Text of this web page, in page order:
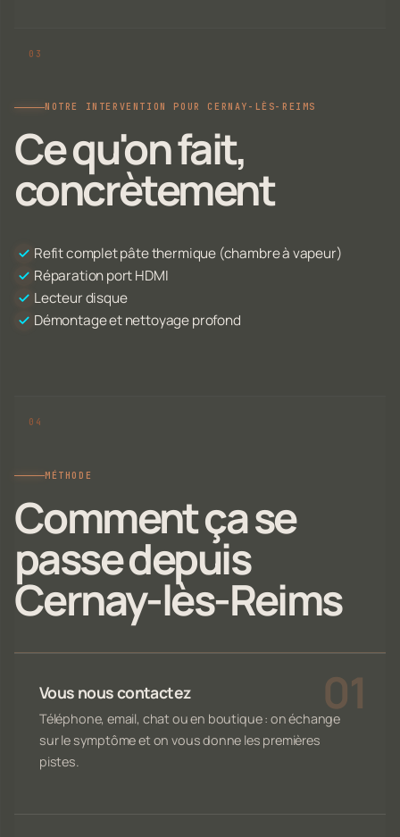
NOTRE INTERVENTION POUR CERNAY-LÈS-REIMS
Ce qu'on fait,
concrètement
Refit complet pâte thermique (chambre à vapeur)
Réparation port HDMI
Lecteur disque
Démontage et nettoyage profond
MÉTHODE
Comment ça se
passe depuis
Cernay-lès-Reims
Vous nous contactez
Téléphone, email, chat ou en boutique : on échange
sur le symptôme et on vous donne les premières
pistes.